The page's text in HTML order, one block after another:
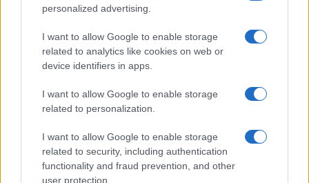
personalized advertising.
I want to allow Google to enable storage
related to analytics like cookies on web or
device identifiers in apps.
I want to allow Google to enable storage
related to personalization.
I want to allow Google to enable storage
related to security, including authentication
functionality and fraud prevention, and other
user protection.